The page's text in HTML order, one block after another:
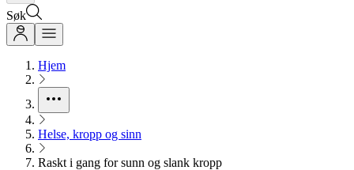
Søk
Hjem
Helse, kropp og sinn
Raskt i gang for sunn og slank kropp